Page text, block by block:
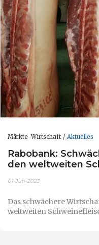
Märkte-Wirtschaft Aktuelles
Rabobank:
den weltweiten
01-Jun-2023
Das schwächere
weltweiten